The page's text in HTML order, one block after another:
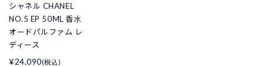
シャネル CHANEL
NO.5 EP 50ML 香水
オードパルファム レ
ディース
¥24,090(税込)